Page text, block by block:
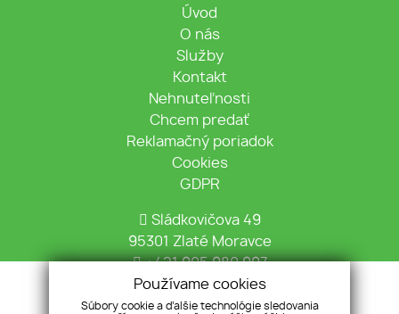
Úvod
O nás
Služby
Kontakt
Nehnuteľnosti
Chcem predať
Reklamačný poriadok
Cookies
GDPR
Sládkovičova 49
95301 Zlaté Moravce
+421 905 980 997
info@tekovska.sk
Používame cookies
Súbory cookie a ďalšie technológie sledovania